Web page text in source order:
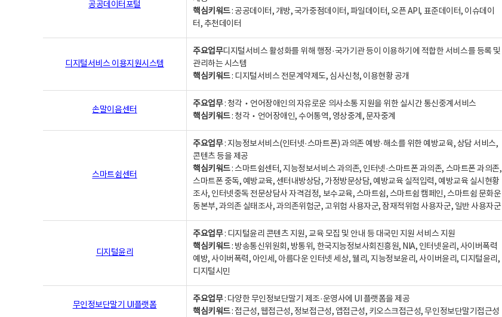
공공데이터포털
핵심키워드: 공공데이터, 개방, 국가중점데이터, 파일데이터, 오픈 API, 표준데이터, 이슈데이
터, 추천데이터
디지털서비스 이용지원시스템
주요업무디지털서비스 활성화를 위해 행정·국가기관 등이 이용하기에 적합한 서비스를 등록 및
관리하는 시스템
핵심키워드: 디지털서비스 전문계약제도, 심사신청, 이용현황 공개
손말이음센터
주요업무: 청각‧언어장애인의 자유로운 의사소통 지원을 위한 실시간 통신중계서비스
핵심키워드: 청각‧언어장애인, 수어통역, 영상중계, 문자중계
스마트쉼센터
주요업무: 지능정보서비스(인터넷·스마트폰) 과의존 예방·해소를 위한 예방교육, 상담 서비스,
콘텐츠 등을 제공
핵심키워드: 스마트쉼센터, 지능정보서비스 과의존, 인터넷·스마트폰 과의존, 스마트폰 과의존,
스마트폰 중독, 예방교육, 센터내방상담, 가정방문상담, 예방교육 실적입력, 예방교육 실시현황
조사, 인터넷중독 전문상담사 자격검정, 보수교육, 스마트쉼, 스마트쉼 캠페인, 스마트쉼 문화운
동본부, 과의존 실태조사, 과의존위험군, 고위험 사용자군, 잠재적위험 사용자군, 일반 사용자군
디지털윤리
주요업무: 디지털윤리 콘텐츠 지원, 교육 모집 및 안내 등 대국민 지원 서비스 지원
핵심키워드: 방송통신위원회, 방통위, 한국지능정보사회진흥원, NIA, 인터넷윤리, 사이버폭력
예방, 사이버폭력, 아인세, 아름다운 인터넷 세상, 웰리, 지능정보윤리, 사이버윤리, 디지털윤리,
디지털시민
무인정보단말기 UI플랫폼
주요업무: 다양한 무인정보단말기 제조·운영사에 UI 플랫폼을 제공
핵심키워드: 접근성, 웹접근성, 정보접근성, 앱접근성, 키오스크접근성, 무인정보단말기접근성